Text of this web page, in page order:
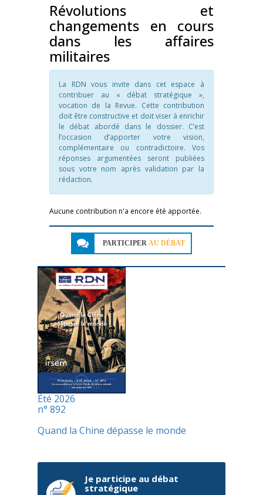
Révolutions et
changements en cours
dans les affaires
militaires
La RDN vous invite dans cet espace à
contribuer au « débat stratégique »,
vocation de la Revue. Cette contribution
doit être constructive et doit viser à enrichir
le débat abordé dans le dossier. C’est
l’occasion d’apporter votre vision,
complémentaire ou contradictoire. Vos
réponses argumentées seront publiées
sous votre nom après validation par la
rédaction.
Aucune contribution n'a encore été apportée.
PARTICIPER AU DÉBAT
Été 2026
n° 892
Quand la Chine dépasse le monde
Je participe au débat
stratégique